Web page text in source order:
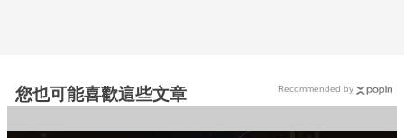
您也可能喜歡這些文章 Recommended by